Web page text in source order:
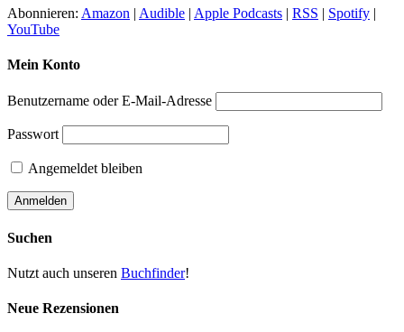
Abonnieren: Amazon | Audible | Apple Podcasts | RSS | Spotify |
YouTube
Mein Konto
Benutzername oder E-Mail-Adresse
Passwort
Angemeldet bleiben
Suchen
Nutzt auch unseren Buchfinder!
Neue Rezensionen